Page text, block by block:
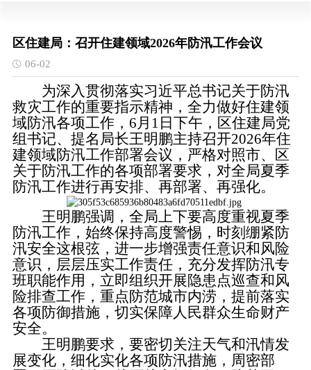
区住建局：召开住建领域2026年防汛工作会议
06-02
为深入贯彻落实习近平总书记关于防汛
救灾工作的重要指示精神，全力做好住建领
域防汛各项工作，6月1日下午，区住建局党
组书记、提名局长王明鹏主持召开2026年住
建领域防汛工作部署会议，严格对照市、区
关于防汛工作的各项部署要求，对全局夏季
防汛工作进行再安排、再部署、再强化。
王明鹏强调，全局上下要高度重视夏季
防汛工作，始终保持高度警惕，时刻绷紧防
汛安全这根弦，进一步增强责任意识和风险
意识，层层压实工作责任，充分发挥防汛专
班职能作用，立即组织开展隐患点巡查和风
险排查工作，重点防范城市内涝，提前落实
各项防御措施，切实保障人民群众生命财产
安全。
王明鹏要求，要密切关注天气和汛情发
展变化，细化实化各项防汛措施，周密部